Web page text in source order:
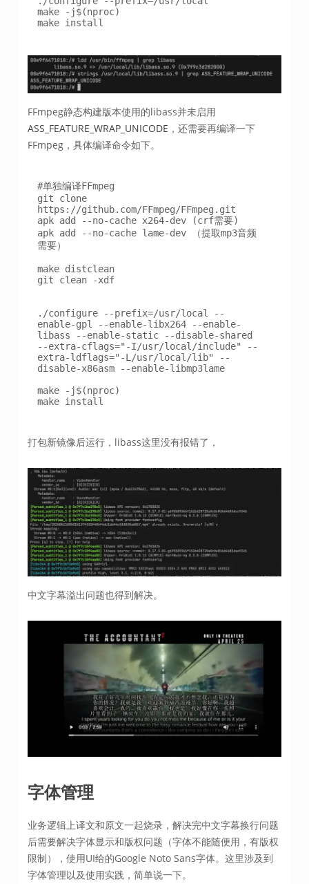
make -j$(nproc)
make install
FFmpeg静态构建版本使用的libass并未启用
ASS_FEATURE_WRAP_UNICODE ，还需要再编译一下
FFmpeg，具体编译命令如下。
#单独编译FFmpeg
git clone
https://github.com/FFmpeg/FFmpeg.git
apk add --no-cache x264-dev (crf需要)
apk add --no-cache lame-dev （提取mp3音频
需要）
make distclean
git clean -xdf
./configure --prefix=/usr/local --
enable-gpl --enable-libx264 --enable-
libass --enable-static --disable-shared
--extra-cflags="-I/usr/local/include" --
extra-ldflags="-L/usr/local/lib" --
disable-x86asm --enable-libmp3lame
make -j$(nproc)
make install
打包新镜像后运行，libass这里没有报错了，
中文字幕溢出问题也得到解决。
字体管理
业务逻辑上译文和原文一起烧录，解决完中文字幕换行问题
后需要解决字体显示和版权问题（字体不能随便用，有版权
限制），使用UI给的Google Noto Sans字体。这里涉及到
字体管理以及使用实践，简单说一下。